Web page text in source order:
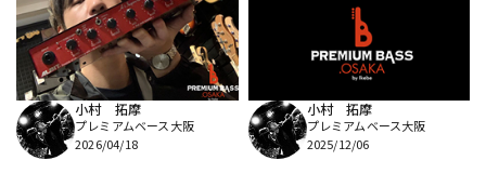
小村 拓摩
プレミアムベース大阪
2026/04/18
小村 拓摩
プレミアムベース大阪
2025/12/06